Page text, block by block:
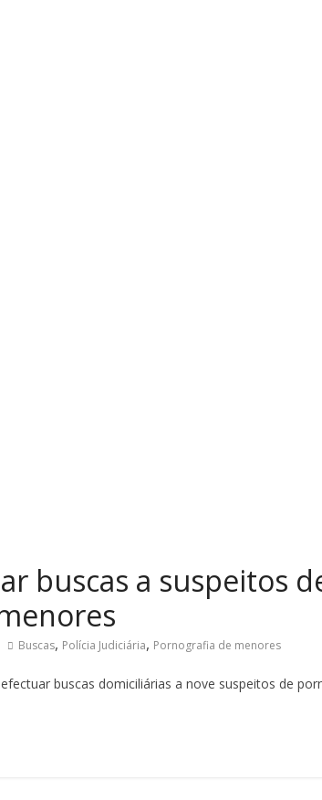
buscas a suspeitos
Buscas, Polícia Judiciária, Pornografia de menores
buscas domiciliárias a nove suspeitos de